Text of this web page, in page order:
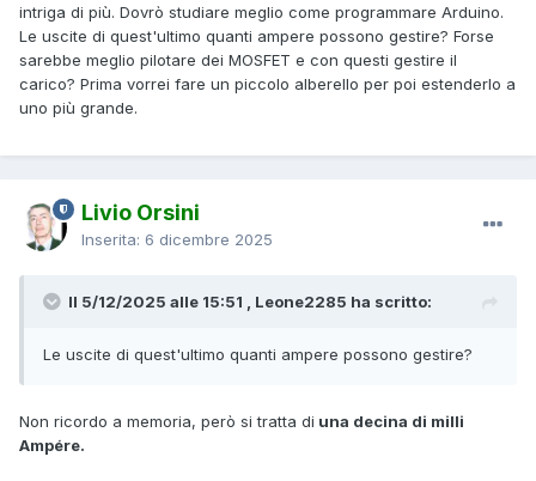
intriga di più. Dovrò studiare meglio come programmare Arduino.
Le uscite di quest'ultimo quanti ampere possono gestire? Forse
sarebbe meglio pilotare dei MOSFET e con questi gestire il
carico? Prima vorrei fare un piccolo alberello per poi estenderlo a
uno più grande.
Livio Orsini
Inserita: 6 dicembre 2025
Il 5/12/2025 alle 15:51 , Leone2285 ha scritto:
Le uscite di quest'ultimo quanti ampere possono gestire?
Non ricordo a memoria, però si tratta di una decina di milli
Ampére.